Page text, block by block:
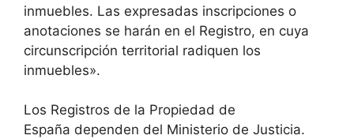
inmuebles. Las expresadas inscripciones o
anotaciones se harán en el Registro, en cuya
circunscripción territorial radiquen los
inmuebles».
Los Registros de la Propiedad de
España dependen del Ministerio de Justicia.